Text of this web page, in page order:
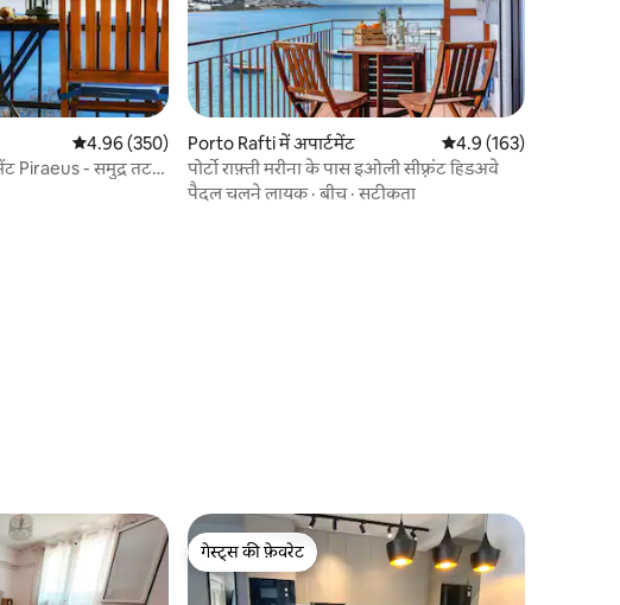
औसत रेटिंग 5 में से 4.96, 350 समीक्षाएँ
4.96 (350)
Piraeus - समुद्र तट
Porto Rafti में अपार्टमेंट औसत रेटिंग 5 में से 4.9,
4.9 (163)
पोर्टो राफ़्ती मरीना के पास इओली सीफ़्रंट हिडअवे
पैदल चलने लायक·बीच·सटीकता
गेस्ट्स की फ़ेवरेट
गेस्ट्स की फ़ेवरेट